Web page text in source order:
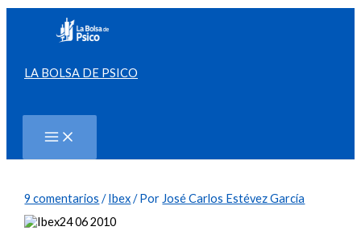
contenido
LA BOLSA DE PSICO
9 comentarios /Ibex/ Por José Carlos Estévez García